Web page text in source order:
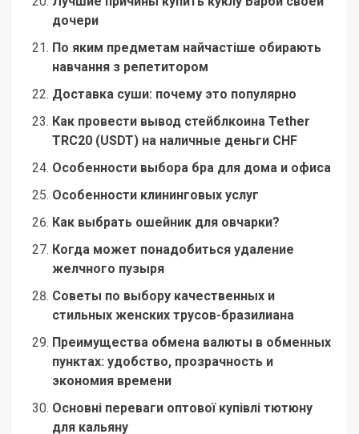
дочери
По яким предметам найчастіше обирають
навчання з репетитором
Доставка суши: почему это популярно
Как провести вывод стейблкоина Tether
TRC20 (USDT) на наличные деньги CHF
Особенности выбора бра для дома и офиса
Особенности клининговых услуг
Как выбрать ошейник для овчарки?
Когда может понадобиться удаление
желчного пузыря
Советы по выбору качественных и
стильных женских трусов-бразилиана
Преимущества обмена валюты в обменных
пунктах: удобство, прозрачность и
экономия времени
Основні переваги оптової купівлі тютюну
для кальяну